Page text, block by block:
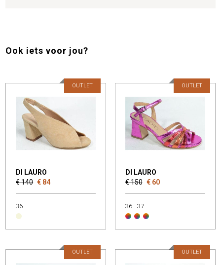
Ook iets voor jou?
DI LAURO
€ 140 € 84
OUTLET
36
DI LAURO
€ 150 € 60
OUTLET
36 37
OUTLET OUTLET